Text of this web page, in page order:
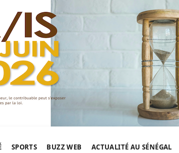
SPORTS BUZZ WEB ACTUALITÉ AU SÉNÉGAL